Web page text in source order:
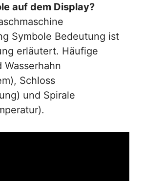
auf dem Display?
Symbole Bedeutung ist
erläutert. Häufige
Wasserhahn
Schloss
und Spirale